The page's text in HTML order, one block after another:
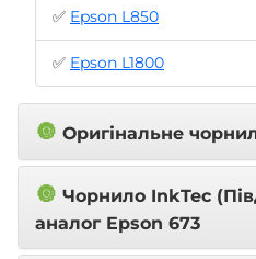
✅ Epson L850
✅ Epson L1800
🔘 Оригінальне
🔘 Чорнило InkTec
аналог Epson 673